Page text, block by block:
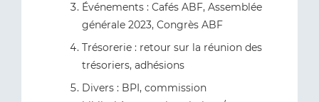
Événements : Cafés ABF, Assemblée
générale 2023, Congrès ABF
Trésorerie : retour sur la réunion des
trésoriers, adhésions
Divers : BPI, commission